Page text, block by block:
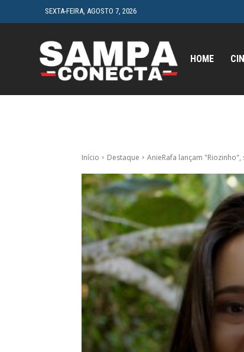
SEXTA-FEIRA, AGOSTO 7, 2026
HOME
Início Destaque AnieRafa lançam